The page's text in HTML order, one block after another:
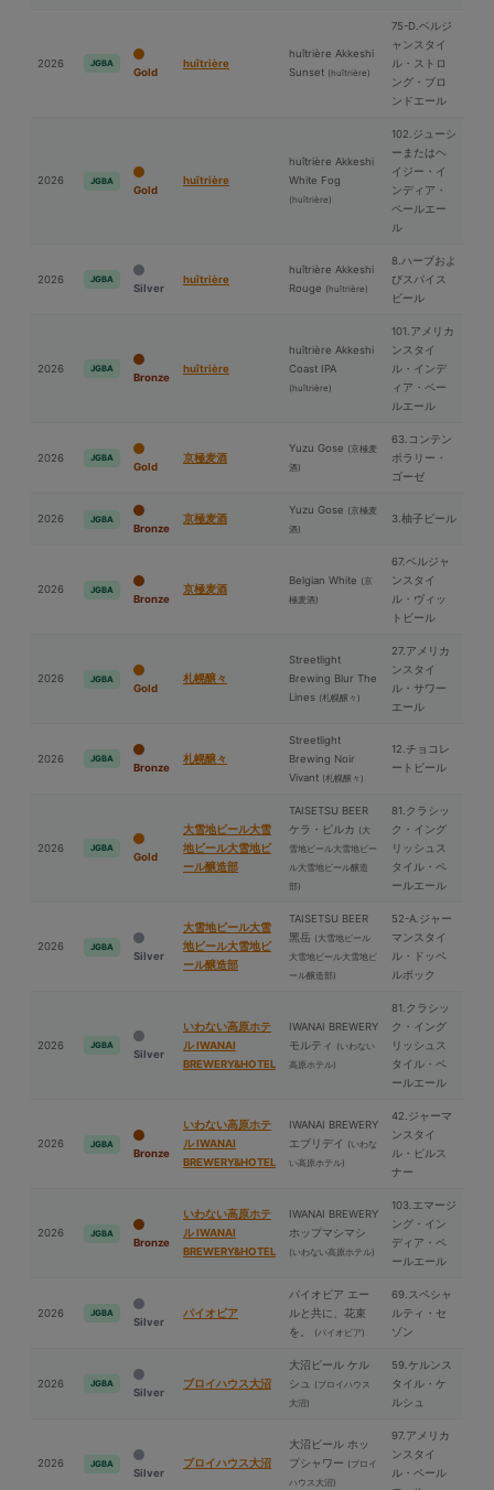
2026 JGBA
Gold
huîtrière
huîtrière Akkeshi
Sunset (huîtrière)
75-D.ベルジ
ャンスタイ
ル・ストロ
ング・ブロ
ンドエール
2026 JGBA
Gold
huîtrière
huîtrière Akkeshi
White Fog
(huîtrière)
102.ジューシ
ーまたはヘ
イジー・イ
ンディア・
ペールエー
ル
2026 JGBA
Silver
huîtrière
huîtrière Akkeshi
Rouge (huîtrière)
8.ハーブおよ
びスパイス
ビール
2026 JGBA
Bronze
huîtrière
huîtrière Akkeshi
Coast IPA
(huîtrière)
101.アメリカ
ンスタイ
ル・インデ
ィア・ペー
ルエール
2026 JGBA
Gold
京極⻨酒
Yuzu Gose (京極⻨
酒)
63.コンテン
ポラリー・
ゴーゼ
2026 JGBA
Bronze
京極⻨酒
Yuzu Gose (京極⻨
酒)
3.柚子ビール
2026 JGBA
Bronze
京極⻨酒
Belgian White (京
極⻨酒)
67.ベルジャ
ンスタイ
ル・ヴィッ
トビール
2026 JGBA
Gold
札幌醸々
Streetlight
Brewing Blur The
Lines (札幌醸々)
27.アメリカ
ンスタイ
ル・サワー
エール
2026 JGBA
Bronze
札幌醸々
Streetlight
Brewing Noir
Vivant (札幌醸々)
12.チョコレ
ートビール
2026 JGBA
Gold
⼤雪地ビール⼤雪
地ビール⼤雪地ビ
ール醸造部
TAISETSU BEER
ケラ・ピルカ (⼤
雪地ビール⼤雪地ビー
ル⼤雪地ビール醸造
部)
81.クラシッ
ク・イング
リッシュス
タイル・ペ
ールエール
2026 JGBA
Silver
⼤雪地ビール⼤雪
地ビール⼤雪地ビ
ール醸造部
TAISETSU BEER
⿊岳 (⼤雪地ビール
⼤雪地ビール⼤雪地ビ
ール醸造部)
52-A.ジャー
マンスタイ
ル・ドッペ
ルボック
2026 JGBA
Silver
いわない高原ホテ
ル IWANAI
BREWERY&HOTEL
IWANAI BREWERY
モルティ (いわない
高原ホテル)
81.クラシッ
ク・イング
リッシュス
タイル・ペ
ールエール
2026 JGBA
Bronze
いわない高原ホテ
ル IWANAI
BREWERY&HOTEL
IWANAI BREWERY
エブリデイ (いわな
い高原ホテル)
42.ジャーマ
ンスタイ
ル・ピルス
ナー
2026 JGBA
Bronze
いわない高原ホテ
ル IWANAI
BREWERY&HOTEL
IWANAI BREWERY
ホップマシマシ
(いわない高原ホテル)
103.エマージ
ング・イン
ディア・ペ
ールエール
2026 JGBA
Silver
パイオビア
パイオビア エー
ルと共に、花束
を。
(パイオビア)
69.スペシャ
ルティ・セ
ゾン
2026 JGBA
Silver
ブロイハウス⼤沼
⼤沼ビール ケル
シュ
(ブロイハウス
⼤沼)
59.ケルンス
タイル・ケ
ルシュ
2026 JGBA
Silver
ブロイハウス⼤沼
⼤沼ビール ホッ
プシャワー (ブロイ
ハウス⼤沼)
97.アメリカ
ンスタイ
ル・ペール